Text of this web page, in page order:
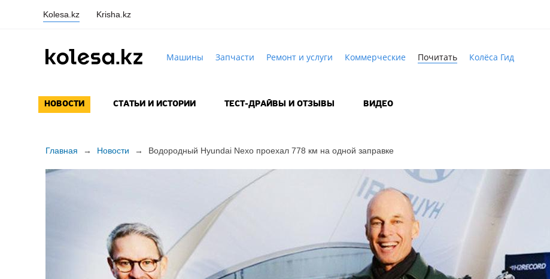
Kolesa.kz Krisha.kz
Машины Запчасти Ремонт и услуги Коммерческие Почитать Колёса Гид
НОВОСТИ СТАТЬИ И ИСТОРИИ ТЕСТ-ДРАЙВЫ И ОТЗЫВЫ ВИДЕО
Главная → Новости → Водородный Hyundai Nexo проехал 778 км на одной заправке